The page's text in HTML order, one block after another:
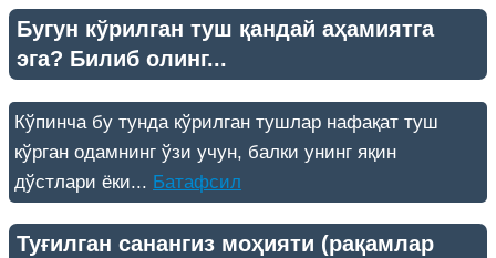
Бугун кўрилган туш қандай аҳамиятга
эга? Билиб олинг...
Кўпинча бу тунда кўрилган тушлар нафақат туш
кўрган одамнинг ўзи учун, балки унинг яқин
дўстлари ёки... Батафсил
Туғилган санангиз моҳияти (рақамлар